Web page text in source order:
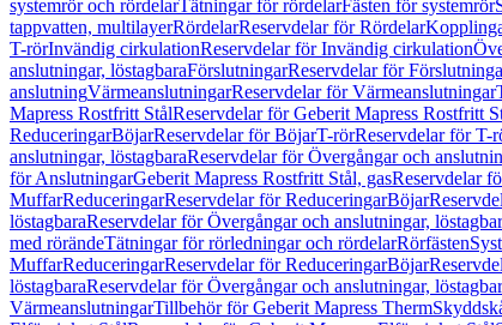
systemrör och rördelarTätningar för rördelarFästen för systemrör
tappvatten, multilayerRördelarReservdelar för Rördelar
T-rörInvändig cirkulationReservdelar för Invändig cirkulation
anslutningar, löstagbaraFörslutningarReservdelar för
anslutningVärmeanslutningarReservdelar för Värmeanslutningar
Mapress Rostfritt StålReservdelar för Geberit Mapress Rostfritt
ReduceringarBöjarReservdelar för BöjarT-rörReservdelar för T-
anslutningar, löstagbaraReservdelar för Övergångar och
för AnslutningarGeberit Mapress Rostfritt Stål, gasReservdelar
MuffarReduceringarReservdelar för ReduceringarBöjar
löstagbaraReservdelar för Övergångar och anslutningar,
med rörändeTätningar för rörledningar och rördelarRörfästen
MuffarReduceringarReservdelar för ReduceringarBöjar
löstagbaraReservdelar för Övergångar och anslutningar,
VärmeanslutningarTillbehör för Geberit Mapress Therm